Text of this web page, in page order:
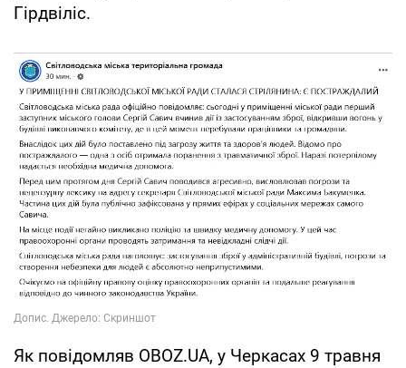
Гірдвіліс.
Як повідомляв OBOZ.UA, у Черкасах 9 травня